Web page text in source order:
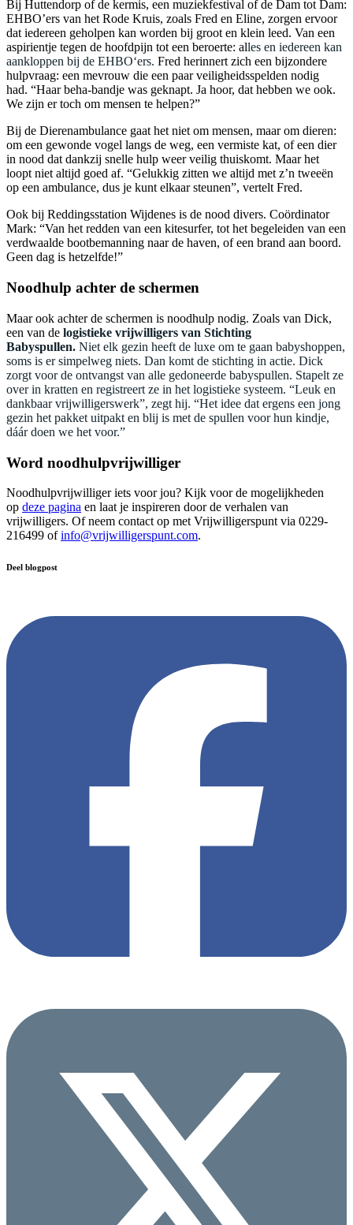
Bij Huttendorp of de kermis, een muziekfestival of de Dam tot Dam:
EHBO’ers van het Rode Kruis, zoals Fred en Eline, zorgen ervoor
dat iedereen geholpen kan worden bij groot en klein leed. Van een
aspirientje tegen de hoofdpijn tot een beroerte: alles en iedereen kan
aankloppen bij de EHBO‘ers. Fred herinnert zich een bijzondere
hulpvraag: een mevrouw die een paar veiligheidsspelden nodig
had. “Haar beha-bandje was geknapt. Ja hoor, dat hebben we ook.
We zijn er toch om mensen te helpen?”
Bij de Dierenambulance gaat het niet om mensen, maar om dieren:
om een gewonde vogel langs de weg, een vermiste kat, of een dier
in nood dat dankzij snelle hulp weer veilig thuiskomt. Maar het
loopt niet altijd goed af. “Gelukkig zitten we altijd met z’n tweeën
op een ambulance, dus je kunt elkaar steunen”, vertelt Fred.
Ook bij Reddingsstation Wijdenes is de nood divers. Coördinator
Mark: “Van het redden van een kitesurfer, tot het begeleiden van een
verdwaalde bootbemanning naar de haven, of een brand aan boord.
Geen dag is hetzelfde!”
Noodhulp achter de schermen
Maar ook achter de schermen is noodhulp nodig. Zoals van Dick,
een van de logistieke vrijwilligers van Stichting
Babyspullen. Niet elk gezin heeft de luxe om te gaan babyshoppen,
soms is er simpelweg niets. Dan komt de stichting in actie. Dick
zorgt voor de ontvangst van alle gedoneerde babyspullen. Stapelt ze
over in kratten en registreert ze in het logistieke systeem. “Leuk en
dankbaar vrijwilligerswerk”, zegt hij. “Het idee dat ergens een jong
gezin het pakket uitpakt en blij is met de spullen voor hun kindje,
dáár doen we het voor.”
Word noodhulpvrijwilliger
Noodhulpvrijwilliger iets voor jou? Kijk voor de mogelijkheden
op deze pagina en laat je inspireren door de verhalen van
vrijwilligers. Of neem contact op met Vrijwilligerspunt via 0229-
216499 ofinfo@vrijwilligerspunt.com.
Deel blogpost